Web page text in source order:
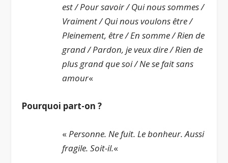
est / Pour savoir / Qui nous sommes /
Vraiment / Qui nous voulons être /
Pleinement, être / En somme / Rien de
grand / Pardon, je veux dire / Rien de
plus grand que soi / Ne se fait sans
amour«
Pourquoi part-on ?
«Personne. Ne fuit. Le bonheur. Aussi
fragile. Soit-il.«